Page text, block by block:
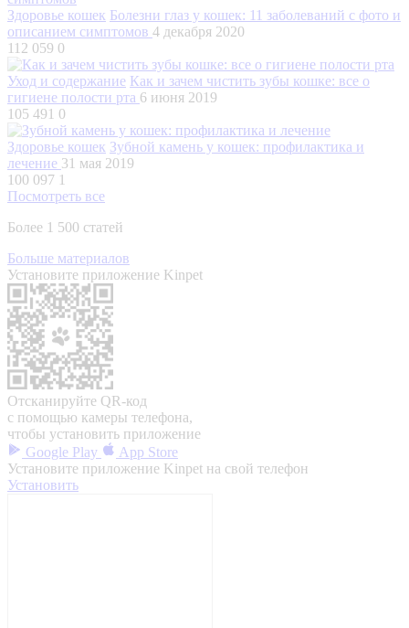
Здоровье кошек Болезни глаз у кошек: 11 заболеваний с фото и
описанием симптомов 4 декабря 2020
112 059 0
Уход и содержание Как и зачем чистить зубы кошке: все о
гигиене полости рта 6 июня 2019
105 491 0
Здоровье кошек Зубной камень у кошек: профилактика и
лечение 31 мая 2019
100 097 1
Посмотреть все
Более 1 500 статей
Больше материалов
Установите приложение Kinpet
Отсканируйте QR-код
с помощью камеры телефона,
чтобы установить приложение
Google Play
App Store
Установите приложение Kinpet на свой телефон
Установить